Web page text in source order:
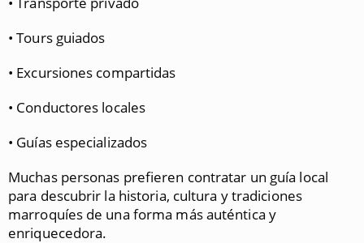
• Tours guiados
• Excursiones compartidas
• Conductores locales
• Guías especializados
Muchas personas prefieren contratar un guía local
para descubrir la historia, cultura y tradiciones
marroquíes de una forma más auténtica y
enriquecedora.